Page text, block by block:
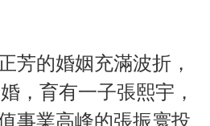
芳的婚姻充滿波折，
，育有一子張熙宇，
事業高峰的張振寰投